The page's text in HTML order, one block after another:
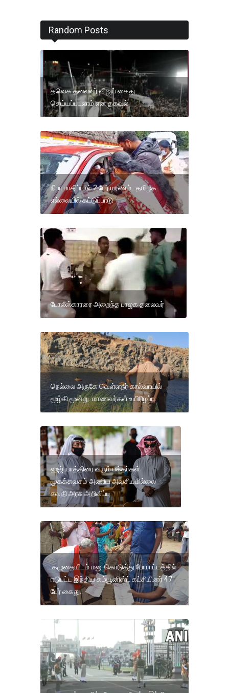
Random Posts
தவெக தலைவர் விஜய் கைது
செய்யப்படலாம் என தகவல்.
நிபா பாதிப்பால் 2 பேர் மரணம்.. தமிழக
எல்லையில் கட்டுப்பாடு
போலீஸ்காரரை அறைந்த பாஜக தலைவர்
நெல்லை அருகே வெள்ளநீர் கால்வாயில்
மூழ்கி மூன்று மாணவர்கள் உயிரிழப்பு.
ஹஜ் யாத்திரை வரும் பக்தர்கள்
முகக்கவசம் அணிய அவசியமில்லை
சவுதி அரசு அறிவிப்பு
கழுதையிடம் மனு கொடுத்து போராட்டத்தில்
ஈடுபட்ட இந்திய கம்யூனிஸ்ட் கட்சியினர் 47
பேர் கைது..